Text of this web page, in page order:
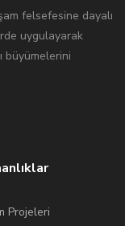
felsefesine dayalı
uygulayarak
büyümelerini
Projeleri